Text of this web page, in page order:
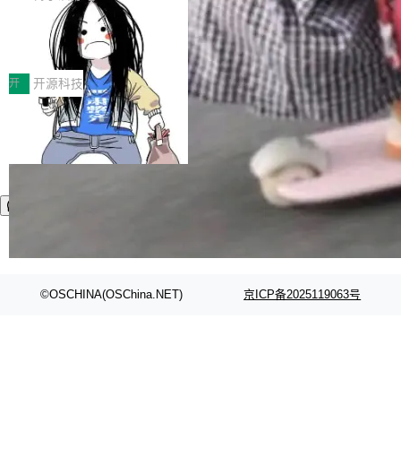
正是围绕这些实际问题，从Token治理和成本治
理两个方面，让用户的每一份算力都看得清、管
得住、用得稳、省得下、更安全！ 一、从现在开
始，Token使用一目...
年的编程搭档，MapReduce 和 Bigtable 的共同
作者）、Quoc Le（Google 大脑核心成员，Se
q2Seq 和 DocAI 的共同发明人）以及 Oriol Vin
yals（Gemini 联合负责人，AlphaSta...
齐。 SolonCode 是什么 SolonCode 是杭州无
耳科技研发的企业级终端编码智能体——一位全
中文驱动的数字员工，自主理解需求、规划步
骤、编写代码。不挑模型、不挑平台，curl 一行
装完即用。 开源地址：Gitee · GitCode · GitHu
b 安装 支持 Java 8+（8~26）、macOS / Linu
x / Windows / Harmony PC。 # macOS / Linu
x / Harmony PC curl -fsSL https://solon.noea
让“代码语义理解”深度释放AI Coding
价值潜能：华为云码道（CodeArts）
代码仓技术解析
一、代码仓深度理解技术的作用与价值 在软件工
程实践中，代码仓是企业核心知识资产的主要载
体。企业级代码仓库通常包含数十万乃至数百万
个文件，其规模远超单次模型调用可承载的上下
文窗口。随着项目规模的持续扩张与代码历史的
不断累积，代码仓中的模块关系、接口契约、业
务逻辑等关键信息往往分散于数十乃至数百个文
件之中，形成高度复杂的知识关联网络。传统的
理解大规模代码仓时面临显著"代码仓理解"瓶
开 开源科技
©OSCHINA(OSChina.NET) 京ICP备2025119063号